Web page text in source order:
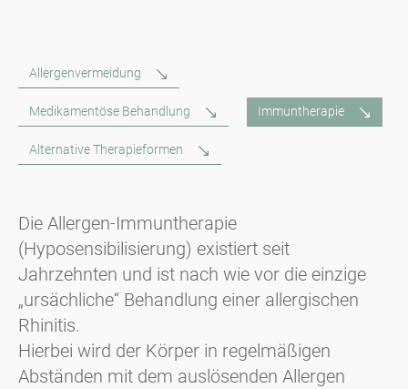
Allergenvermeidung
Medikamentöse Behandlung Immuntherapie
Alternative Therapieformen
Die Allergen-Immuntherapie
(Hyposensibilisierung) existiert seit
Jahrzehnten und ist nach wie vor die einzige
„ursächliche“ Behandlung einer allergischen
Rhinitis.
Hierbei wird der Körper in regelmäßigen
Abständen mit dem auslösenden Allergen